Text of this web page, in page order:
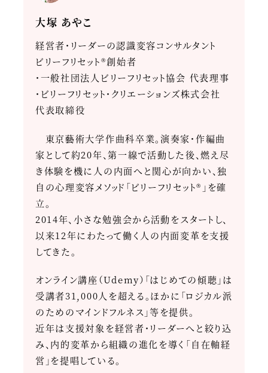
大塚 あやこ
経営者・リーダーの認識変容コンサルタント
ビリーフリセット®創始者
・一般社団法人ビリーフリセット協会 代表理事
・ビリーフリセット・クリエーションズ株式会社
代表取締役
東京藝術大学作曲科卒業。演奏家・作編曲
家として約20年、第一線で活動した後、燃え尽
き体験を機に人の内面へと関心が向かい、独
自の心理変容メソッド「ビリーフリセット®」を確
立。
2014年、小さな勉強会から活動をスタートし、
以来12年にわたって働く人の内面変革を支援
してきた。
オンライン講座（Udemy）「はじめての傾聴」は
受講者31,000人を超える。ほかに「ロジカル派
のためのマインドフルネス」等を提供。
近年は支援対象を経営者・リーダーへと絞り込
み、内的変革から組織の進化を導く「自在軸経
営」を提唱している。